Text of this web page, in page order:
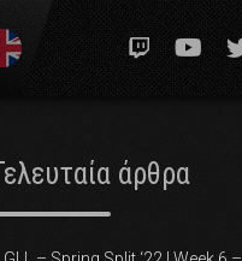
άρθρα